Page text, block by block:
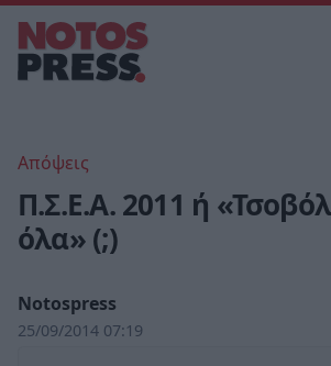
Απόψεις
Π.Σ.Ε.Α. 2011 ή
όλα» (;)
Notospress
25/09/2014 07:19